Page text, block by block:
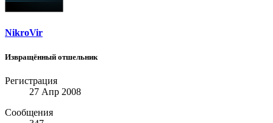
NikroVir
Извращённый отшельник
Регистрация
27 Апр 2008
Сообщения